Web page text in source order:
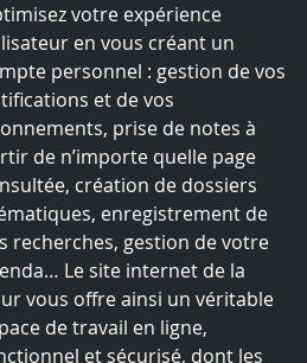
votre expérience
en vous créant un
personnel : gestion de vos
et de vos
prise de notes à
de n’importe quelle page
création de dossiers
enregistrement de
recherches, gestion de votre
Le site internet de la
vous offre ainsi un véritable
de travail en ligne,
et sécurisé, dont les